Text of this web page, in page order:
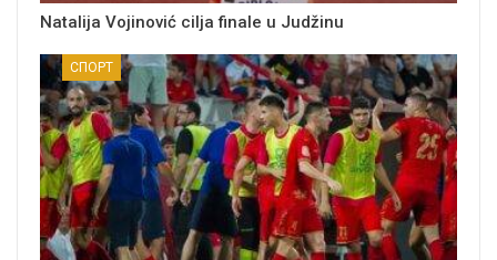
Natalija Vojinović cilja finale u Judžinu
СПОРТ